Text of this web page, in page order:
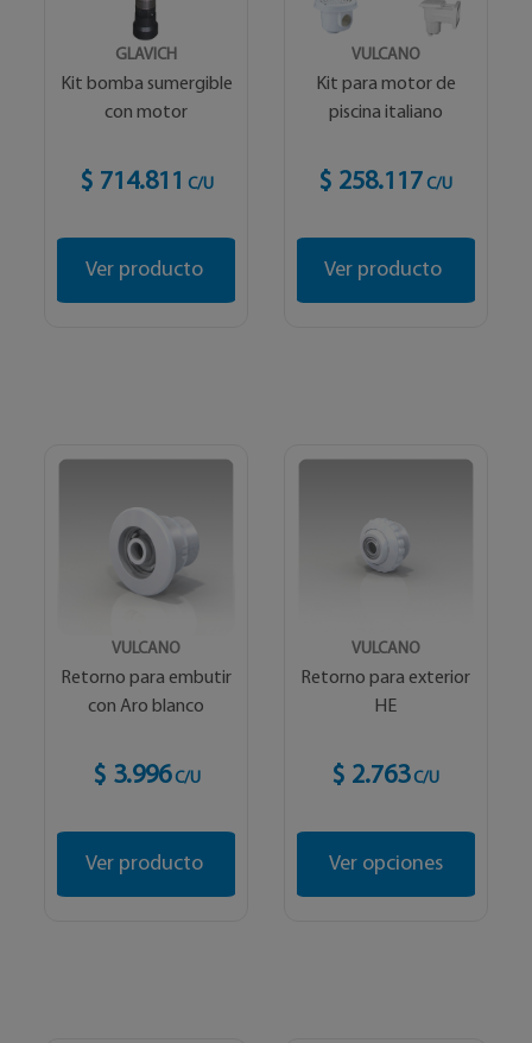
GLAVICH
Kit bomba sumergible
con motor
$ 714.811 C/U
Ver producto
VULCANO
Kit para motor de
piscina italiano
$ 258.117 C/U
Ver producto
VULCANO
Retorno para embutir
con Aro blanco
$ 3.996 C/U
Ver producto
VULCANO
Retorno para exterior
HE
$ 2.763 C/U
Ver opciones